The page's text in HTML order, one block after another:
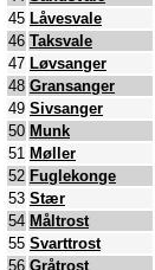
45 Låvesvale
46 Taksvale
47 Løvsanger
48 Gransanger
49 Sivsanger
50 Munk
51 Møller
52 Fuglekonge
53 Stær
54 Måltrost
55 Svarttrost
56 Gråtrost